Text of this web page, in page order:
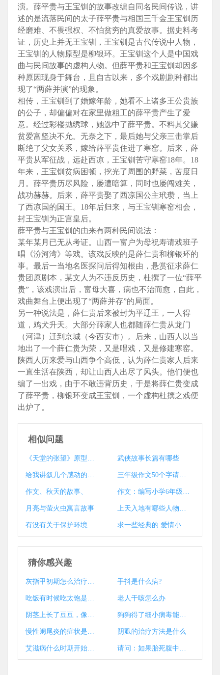
演。薛平贵与王宝钏的故事改编自同名民间传说，讲
述的是流落民间的太子薛平贵与相国三千金王宝钏历
经磨难、不畏强权、不怕贫穷的真爱故事。据史料考
证，历史上并无王宝钏，王宝钏是古代传说中人物，
王宝钏的人物原型是柳银环。王宝钏这个人是中国戏
曲与民间故事的虚构人物。但薛平贵和王宝钏却因多
种原因现身于舞台，且自古以来，多个戏剧剧种都出
现了“两薛并演”的现象。
相传，王宝钏到了婚嫁年龄，她看不上诸多王公贵族
的公子，却偏偏对在家里做粗工的薛平贵产生了爱
意。经过彩楼抛绣球，她选中了薛平贵。不料其父嫌
贫爱富坚决不允。无奈之下，最后她与父亲三击掌后
断绝了父女关系，嫁给薛平贵住进了寒窑。后来，薛
平贵从军征战，远赴西凉，王宝钏苦守寒窑18年。18
年来，王宝钏贫病困顿，挖光了周围的野菜，苦度日
月。薛平贵历尽风险，屡遭暗算，同时也屡闯难关，
战功赫赫。后来，薛平贵娶了西凉国公主玳瓒，当上
了西凉国的国王。18年后归来，与王宝钏寒窑相会，
封王宝钏为正宫皇后。
薛平贵与王宝钏的由来有两种民间说法：
某年某月已无从考证。山西一富户为母祝寿请戏班子
唱《汾河湾》等戏。该戏反映的是薛仁贵和柳银环的
事。最后一当地名医探问后得知根由，悬赏征求薛仁
贵团原剧本，某文人为不违反历史，杜撰了一位“薛平
贵”，该戏演出后，富母大喜，病也不治而愈，自此，
戏曲舞台上便出现了“两薛并存”的局面。
另一种说法是，薛仁贵后来被封为平辽王，一人得
道，鸡犬升天。大部分薛家人也都随薛仁贵从龙门
（河津）迁到京城（今西安市）。后来，山西人以当
地出了一个薛仁贵为荣，又是唱戏，又是修建寒窑。
陕西人历来爱与山西争个高低，认为薛仁贵家人后来
一直生活在陕西，却让山西人出尽了风头。他们便也
编了一出戏，由于不敢违背历史，于是将薛仁贵变成
了薛平贵，柳银环变成王宝钏，一个虚构杜撰之戏便
出炉了。
相似问题
《天堂的张望》原型故事是什么？ 武侠故事长篇有哪些
给我讲叙几个感动的爱情故事可以吗?? 三年级作文50个字请你选择几种玩具写一篇童话故事？
作文、秋天的故事、 作文：编写小学6年级科幻故事
月亮与萤火虫寓言故事 上天入地有哪些人物或故事作文？
有没有关于保护环境的简段故事 求一些经典的 爱情小故事...
猜你感兴趣
灰指甲初期怎么治疗最好？ 手抖是什么病?
吃饭有时候吃太饱是不是不好呢? 老人干咳怎么办
阴茎上长了豆豆，像粉刺一样，一挤就出白色的物体！ 狗狗得了细小病毒能治好吗？1
慢性阑尾炎的症状是什么 阴虱的治疗方法是什么
艾滋病什么时期开始口腔溃疡？ 请问：如果胎死腹中，孕妇会出现什么症状！谢谢！